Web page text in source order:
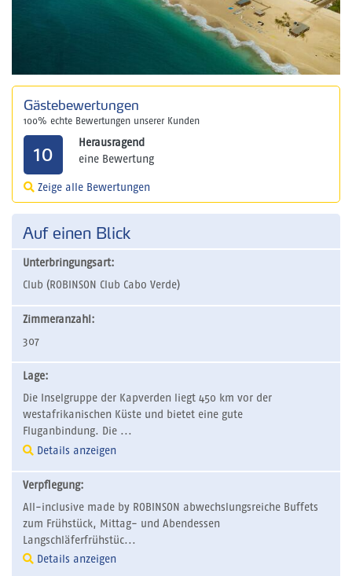
Gästebewertungen
100% echte Bewertungen unserer Kunden
10
Herausragend
eine Bewertung
Zeige alle Bewertungen
Auf einen Blick
Unterbringungsart:
Club (ROBINSON Club Cabo Verde)
Zimmeranzahl:
307
Lage:
Die Inselgruppe der Kapverden liegt 450 km vor der
westafrikanischen Küste und bietet eine gute
Fluganbindung. Die ...
Details anzeigen
Verpflegung:
All-inclusive made by ROBINSON abwechslungsreiche Buffets
zum Frühstück, Mittag- und Abendessen
Langschläferfrühstüc...
Details anzeigen